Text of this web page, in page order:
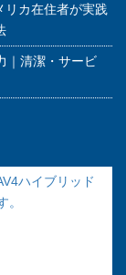
リカ在住者が実践
｜清潔・サービ
ハイブリッド
。